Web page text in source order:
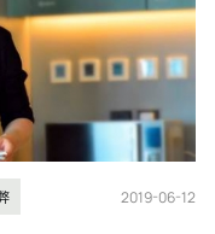
2019-06-12